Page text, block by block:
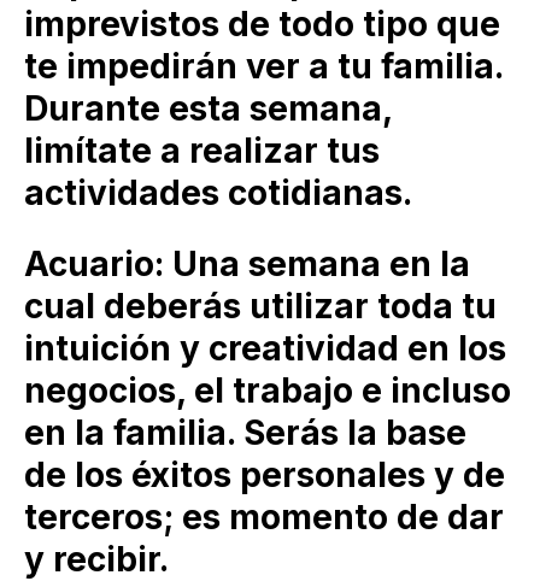
imprevistos de todo tipo que
te impedirán ver a tu familia.
Durante esta semana,
limítate a realizar tus
actividades cotidianas.
Acuario: Una semana en la
cual deberás utilizar toda tu
intuición y creatividad en los
negocios, el trabajo e incluso
en la familia. Serás la base
de los éxitos personales y de
terceros; es momento de dar
y recibir.